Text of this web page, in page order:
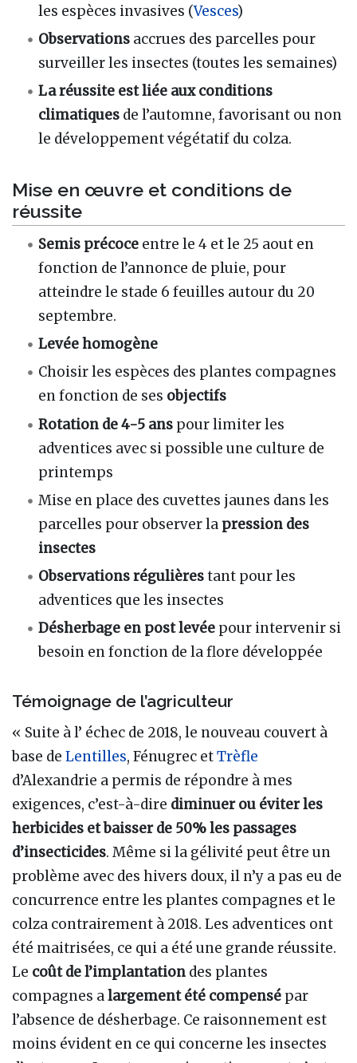
les espèces invasives (Vesces)
Observations accrues des parcelles pour
surveiller les insectes (toutes les semaines)
La réussite est liée aux conditions
climatiques de l’automne, favorisant ou non
le développement végétatif du colza.
Mise en œuvre et conditions de
réussite
Semis précoce entre le 4 et le 25 aout en
fonction de l’annonce de pluie, pour
atteindre le stade 6 feuilles autour du 20
septembre.
Levée homogène
Choisir les espèces des plantes compagnes
en fonction de ses objectifs
Rotation de 4-5 ans pour limiter les
adventices avec si possible une culture de
printemps
Mise en place des cuvettes jaunes dans les
parcelles pour observer la pression des
insectes
Observations régulièrestant pour les
adventices que les insectes
Désherbage en post levée pour intervenir si
besoin en fonction de la flore développée
Témoignage de l’agriculteur
« Suite à l’ échec de 2018, le nouveau couvert à
base de Lentilles, Fénugrec etTrèfle
d’Alexandrie a permis de répondre à mes
exigences, c’est-à-dire diminuer ou éviter les
herbicides et baisser de 50% les passages
d’insecticides. Même si la gélivité peut être un
problème avec des hivers doux, il n’y a pas eu de
concurrence entre les plantes compagnes et le
colza contrairement à 2018. Les adventices ont
été maitrisées, ce qui a été une grande réussite.
Le coût de l’implantation des plantes
compagnes alargement été compensé par
l’absence de désherbage. Ce raisonnement est
moins évident en ce qui concerne les insectes